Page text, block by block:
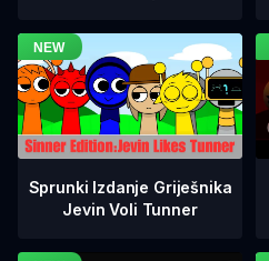
Sprunki Izdanje Griješnika
Jevin Voli Tunner